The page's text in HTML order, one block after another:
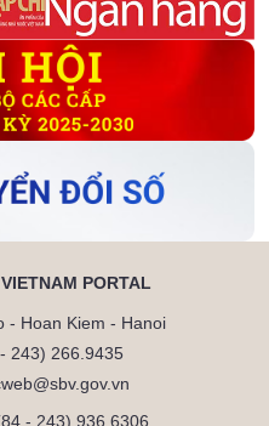
PORTAL
- Hoan Kiem - Hanoi
243) 266.9435
- 243) 936.6306